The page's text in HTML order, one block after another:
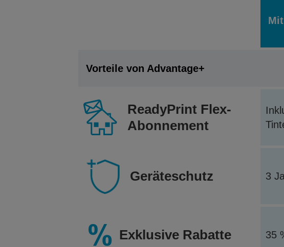
Vorteile von Advantage+
ReadyPrint Flex-
Abonnement
Geräteschutz 3
Exklusive Rabatte 35